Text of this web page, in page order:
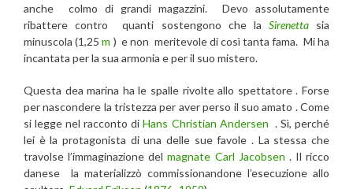
anche colmo di grandi magazzini. Devo assolutamente
ribattere contro quanti sostengono che la Sirenettasia
minuscola (1,25m ) e non meritevole di così tanta fama. Mi ha
incantata per la sua armonia e per il suo mistero.
Questa dea marina ha le spalle rivolte allo spettatore . Forse
per nascondere la tristezza per aver perso il suo amato . Come
si legge nel racconto diHans Christian Andersen . Sì, perché
lei è la protagonista di una delle sue favole . La stessa che
travolse l’immaginazione delmagnate Carl Jacobsen . Il ricco
danese la materializzò commissionandone l’esecuzione allo